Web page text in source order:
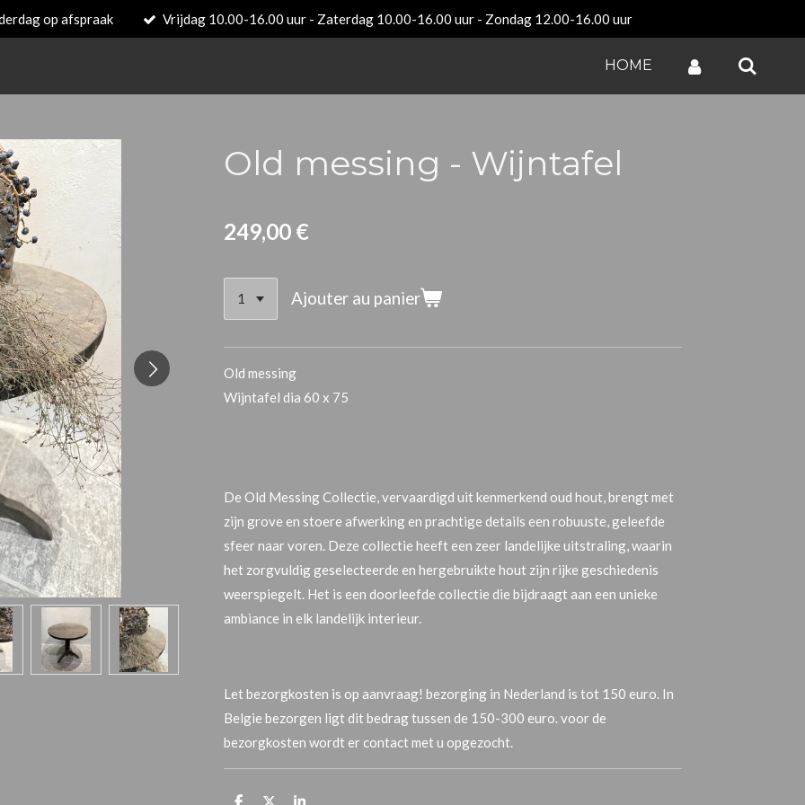
op afspraak Vrijdag 10.00-16.00 uur - Zaterdag 10.00-16.00 uur - Zondag 12.00-16.00 uur
HOME
Old messing - Wijntafel
249,00 €
Ajouter au panier
Old messing
Wijntafel dia 60 x 75
De Old Messing Collectie, vervaardigd uit kenmerkend oud hout, brengt met
zijn grove en stoere afwerking en prachtige details een robuuste, geleefde
sfeer naar voren. Deze collectie heeft een zeer landelijke uitstraling, waarin
het zorgvuldig geselecteerde en hergebruikte hout zijn rijke geschiedenis
weerspiegelt. Het is een doorleefde collectie die bijdraagt aan een unieke
ambiance in elk landelijk interieur.
Let bezorgkosten is op aanvraag! bezorging in Nederland is tot 150 euro. In
Belgie bezorgen ligt dit bedrag tussen de 150-300 euro. voor de
bezorgkosten wordt er contact met u opgezocht.